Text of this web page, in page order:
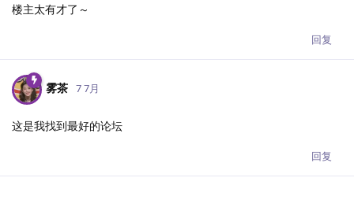
楼主太有才了～
回复
雾茶 7 7月
这是我找到最好的论坛
回复